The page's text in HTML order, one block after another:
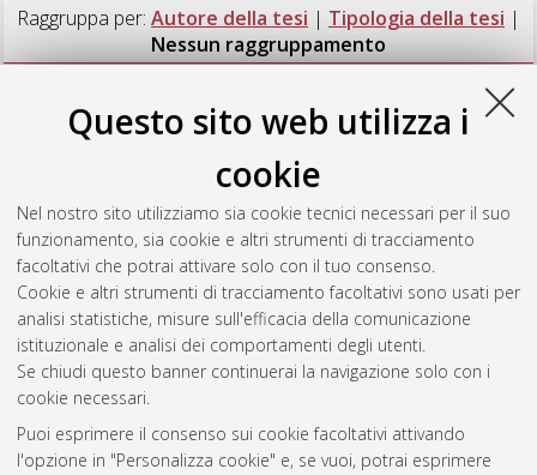
Questo sito web utilizza i
cookie
Nel nostro sito utilizziamo sia cookie tecnici necessari per il suo
funzionamento, sia cookie e altri strumenti di tracciamento
facoltativi che potrai attivare solo con il tuo consenso.
Cookie e altri strumenti di tracciamento facoltativi sono usati per
analisi statistiche, misure sull'efficacia della comunicazione
istituzionale e analisi dei comportamenti degli utenti.
Se chiudi questo banner continuerai la navigazione solo con i
cookie necessari.
Puoi esprimere il consenso sui cookie facoltativi attivando
l'opzione in "Personalizza cookie" e, se vuoi, potrai esprimere
Raggruppa per: Autore della tesi | Tipologia della tesi |
Nessun raggruppamento
Battilani, Sara
dell'Existing Building Information Modelling: aspetti
Felice sul Panaro.[Laurea magistrale], Università di Bologna,
Corso di Studio inIngegneria civile [LM-DM270], Documento
full-text non disponibile
Questa lista e' stata generata ilSat Aug 8 03:57:31 2026
CEST
Atom